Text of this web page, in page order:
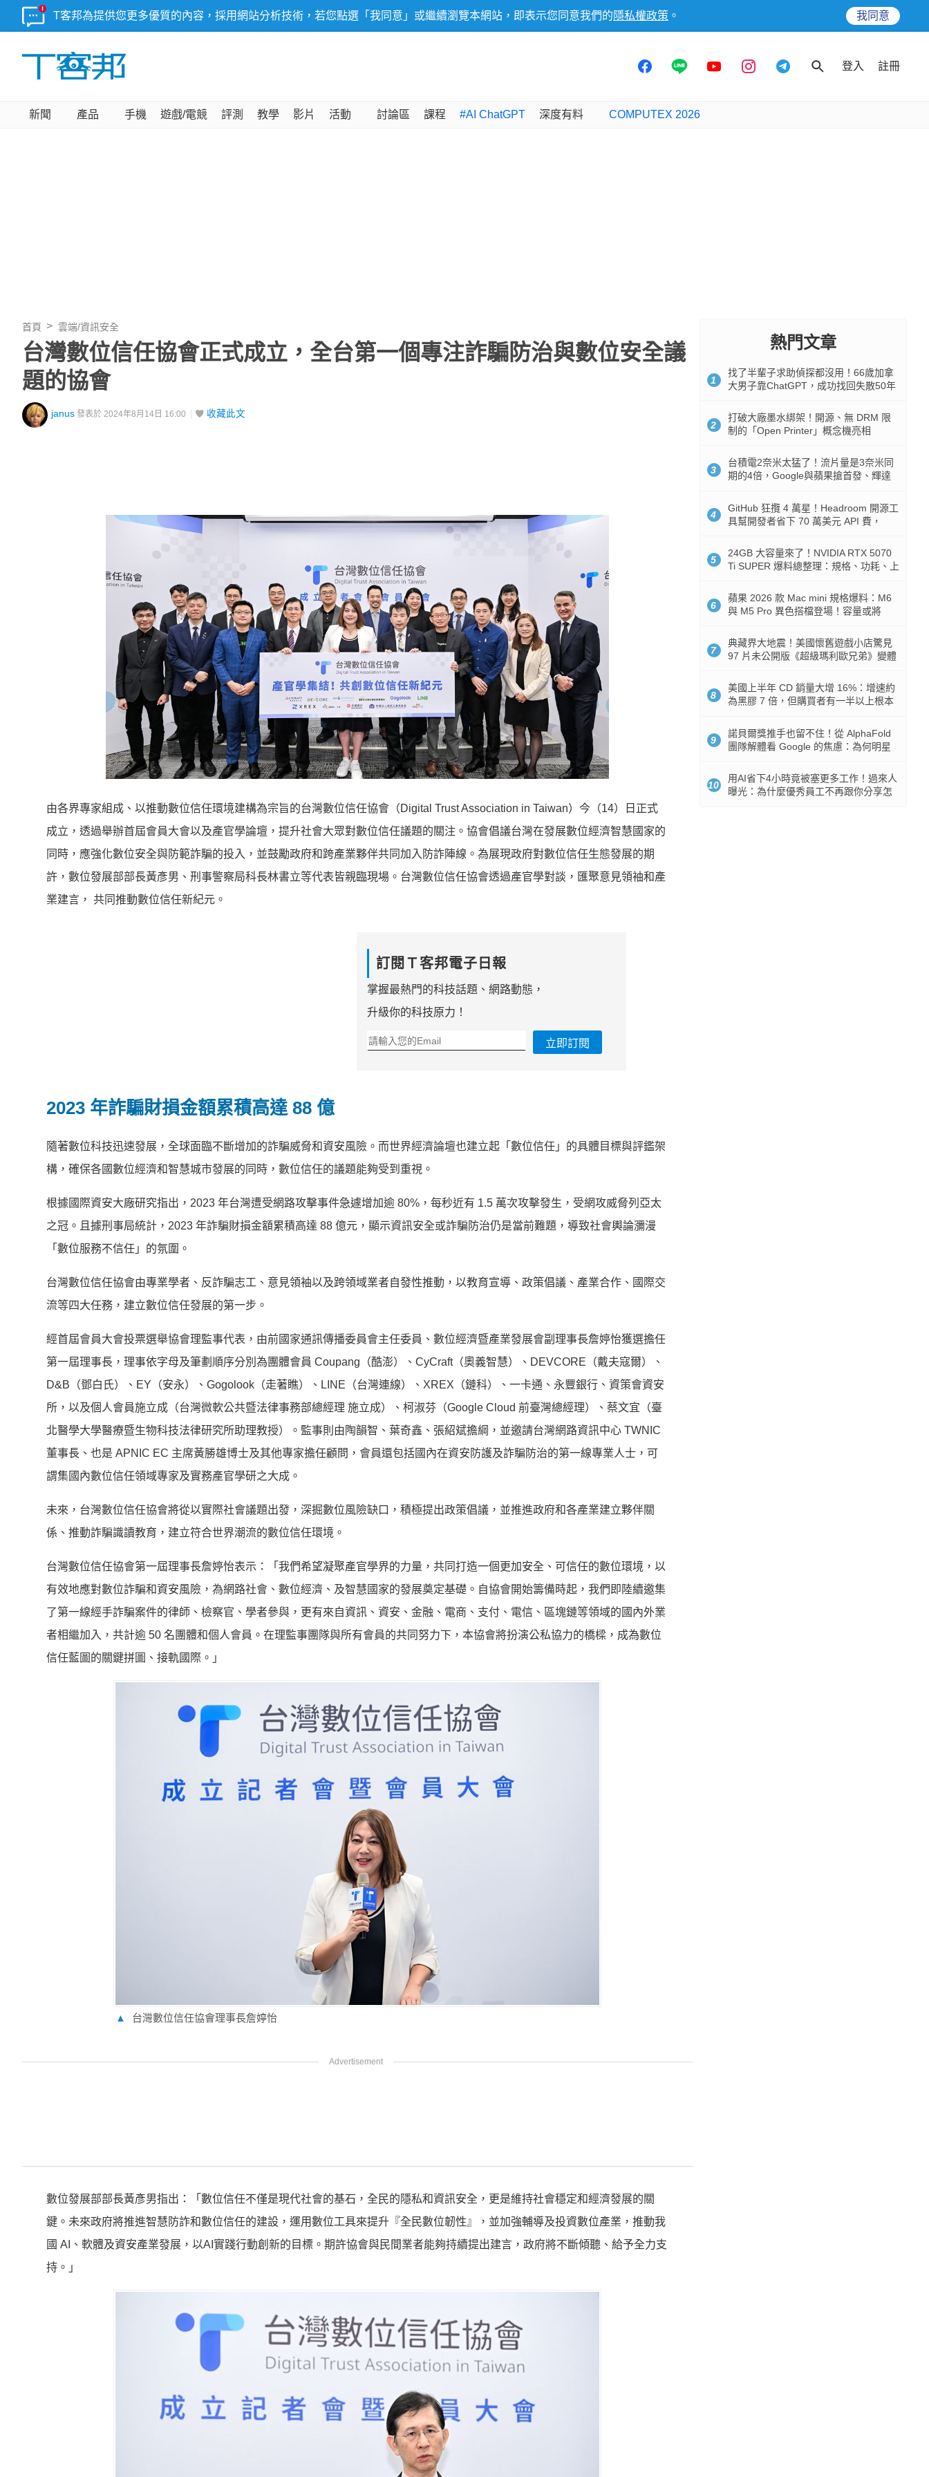
T客邦為提供您更多優質的內容，採用網站分析技術，若您點選「我同意」或繼續瀏覽本網站，即表示您同意我們的 隱私權政策 。 我同意
登入 註冊
新聞 產品 手機 遊戲/電競 評測 教學 影片 活動 討論區 課程 #AI ChatGPT 深度有料 COMPUTEX 2026
首頁 雲端/資訊安全
台灣數位信任協會正式成立，全台第一個專注詐騙防治與數位安全議
題的協會
janus 發表於 2024年8月14日 16:00 收藏此文
由各界專家組成、以推動數位信任環境建構為宗旨的台灣數位信任協會（Digital Trust Association in Taiwan）今（14）日正式
成立，透過舉辦首屆會員大會以及產官學論壇，提升社會大眾對數位信任議題的關注。協會倡議台灣在發展數位經濟智慧國家的
同時，應強化數位安全與防範詐騙的投入，並鼓勵政府和跨產業夥伴共同加入防詐陣線。為展現政府對數位信任生態發展的期
許，數位發展部部長黃彥男、刑事警察局科長林書立等代表皆親臨現場。台灣數位信任協會透過產官學對談，匯聚意見領袖和產
業建言， 共同推動數位信任新紀元。
訂閱Ｔ客邦電子日報
掌握最熱門的科技話題、網路動態，
升級你的科技原力！
立即訂閱
2023 年詐騙財損金額累積高達 88 億
隨著數位科技迅速發展，全球面臨不斷增加的詐騙威脅和資安風險。而世界經濟論壇也建立起「數位信任」的具體目標與評鑑架
構，確保各國數位經濟和智慧城市發展的同時，數位信任的議題能夠受到重視。
根據國際資安大廠研究指出，2023 年台灣遭受網路攻擊事件急遽增加逾 80%，每秒近有 1.5 萬次攻擊發生，受網攻威脅列亞太
之冠。且據刑事局統計，2023 年詐騙財損金額累積高達 88 億元，顯示資訊安全或詐騙防治仍是當前難題，導致社會輿論瀰漫
「數位服務不信任」的氛圍。
台灣數位信任協會由專業學者、反詐騙志工、意見領袖以及跨領域業者自發性推動，以教育宣導、政策倡議、產業合作、國際交
流等四大任務，建立數位信任發展的第一步。
經首屆會員大會投票選舉協會理監事代表，由前國家通訊傳播委員會主任委員、數位經濟暨產業發展會副理事長詹婷怡獲選擔任
第一屆理事長，理事依字母及筆劃順序分別為團體會員 Coupang（酷澎）、CyCraft（奧義智慧）、DEVCORE（戴夫寇爾）、
D&B（鄧白氏）、EY（安永）、Gogolook（走著瞧）、LINE（台灣連線）、XREX（鏈科）、一卡通、永豐銀行、資策會資安
所，以及個人會員施立成（台灣微軟公共暨法律事務部總經理 施立成）、柯淑芬（Google Cloud 前臺灣總經理）、蔡文宜（臺
北醫學大學醫療暨生物科技法律研究所助理教授）。監事則由陶韻智、葉奇鑫、張紹斌擔綱，並邀請台灣網路資訊中心 TWNIC
董事長、也是 APNIC EC 主席黃勝雄博士及其他專家擔任顧問，會員還包括國內在資安防護及詐騙防治的第一線專業人士，可
謂集國內數位信任領域專家及實務產官學研之大成。
未來，台灣數位信任協會將從以實際社會議題出發，深掘數位風險缺口，積極提出政策倡議，並推進政府和各產業建立夥伴關
係、推動詐騙識讀教育，建立符合世界潮流的數位信任環境。
台灣數位信任協會第一屆理事長詹婷怡表示：「我們希望凝聚產官學界的力量，共同打造一個更加安全、可信任的數位環境，以
有效地應對數位詐騙和資安風險，為網路社會、數位經濟、及智慧國家的發展奠定基礎。自協會開始籌備時起，我們即陸續邀集
了第一線經手詐騙案件的律師、檢察官、學者參與，更有來自資訊、資安、金融、電商、支付、電信、區塊鏈等領域的國內外業
者相繼加入，共計逾 50 名團體和個人會員。在理監事團隊與所有會員的共同努力下，本協會將扮演公私協力的橋樑，成為數位
信任藍圖的關鍵拼圖、接軌國際。」
▲ 台灣數位信任協會理事長詹婷怡
數位發展部部長黃彥男指出：「數位信任不僅是現代社會的基石，全民的隱私和資訊安全，更是維持社會穩定和經濟發展的關
鍵。未來政府將推進智慧防詐和數位信任的建設，運用數位工具來提升『全民數位韌性』，並加強輔導及投資數位產業，推動我
國 AI、軟體及資安產業發展，以AI實踐行動創新的目標。期許協會與民間業者能夠持續提出建言，政府將不斷傾聽、給予全力支
持。」
熱門文章
1
找了半輩子求助偵探都沒用！66歲加拿
大男子靠ChatGPT，成功找回失散50年
2
打破大廠墨水綁架！開源、無 DRM 限
制的「Open Printer」概念機亮相
3
台積電2奈米太猛了！流片量是3奈米同
期的4倍，Google與蘋果搶首發、輝達
4
GitHub 狂攬 4 萬星！Headroom 開源工
具幫開發者省下 70 萬美元 API 費，
5
24GB 大容量來了！NVIDIA RTX 5070
Ti SUPER 爆料總整理：規格、功耗、上
6
蘋果 2026 款 Mac mini 規格爆料：M6
與 M5 Pro 異色搭檔登場！容量或將
7
典藏界大地震！美國懷舊遊戲小店驚見
97 片未公開版《超級瑪利歐兄弟》變體
8
美國上半年 CD 銷量大增 16%：增速約
為黑膠 7 倍，但購買者有一半以上根本
9
諾貝爾獎推手也留不住！從 AlphaFold
團隊解體看 Google 的焦慮：為何明星
10
用AI省下4小時竟被塞更多工作！過來人
曝光：為什麼優秀員工不再跟你分享怎